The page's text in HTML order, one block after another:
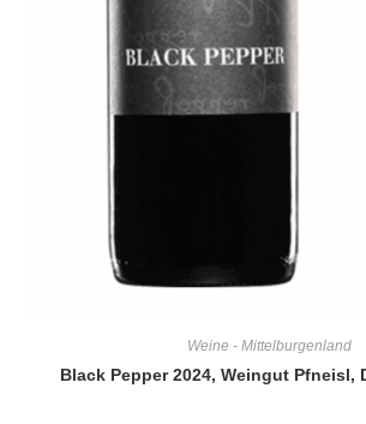
Weine - Mittelburgenland
Black Pepper 2024, Weingut Pfneisl,